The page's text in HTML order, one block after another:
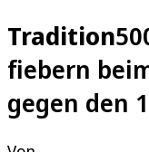
Tradition
fiebern
gegen den